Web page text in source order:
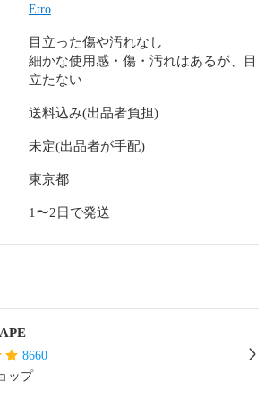
ージが多数見受けられる中古品
ジャンク品、修理が必要な品物
おいても販売している商品です。時間差
ございます。予めご了承いただきます
。
リユースショップです。
います。
弊社倉庫にて保管しています。
いただいても商品を用意できかねること
ご了承ください。
Etro
目立った傷や汚れなし
細かな使用感・傷・汚れはあるが、目
立たない
送料込み(出品者負担)
未定(出品者が手配)
東京都
1〜2日で発送
8660
ップ